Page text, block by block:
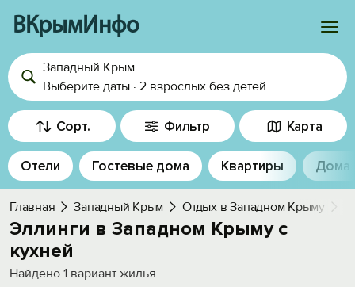
ВКрымИнфо
Войти
Избранное
История просмотра
Добавить свой объект
Западный Крым
Выберите даты · 2 взрослых без детей
Сорт. Фильтр Карта
Отели Гостевые дома Квартиры Дома
Главная Западный Крым Отдых в Западном Крыму
Эллинги в Западном Крыму с
кухней
Найдено 1 вариант жилья